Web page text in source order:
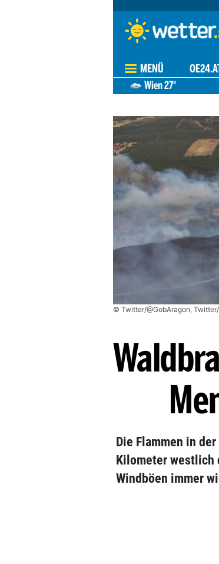
MENÜ
Wien27°
© Twitter/@GobAragon,
Die Flammen in
Kilometer westlich
Windböen immer